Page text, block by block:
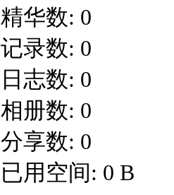
精华数: 0
记录数: 0
日志数: 0
相册数: 0
分享数: 0
已用空间: 0 B